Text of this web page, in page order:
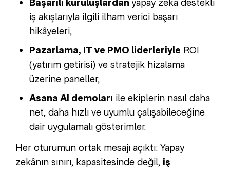
Başarılı kuruluşlardan
iş akışlarıyla ilgili ilham verici başarı
hikâyeleri,
Pazarlama, IT ve PMO liderleriyle ROI
(yatırım getirisi) ve stratejik hizalama
üzerine paneller,
Asana AI demoları ile ekiplerin nasıl daha
net, daha hızlı ve uyumlu çalışabileceğine
dair uygulamalı gösterimler.
Her oturumun ortak mesajı açıktı: Yapay
zekânın sınırı, kapasitesinde değil, iş